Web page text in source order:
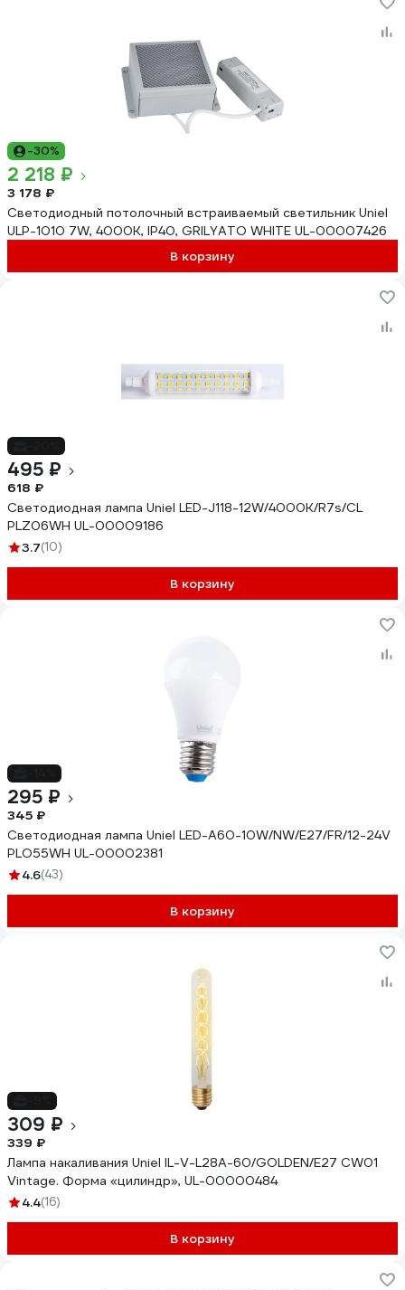
-30%
2 218 ₽
3 178 ₽
Светодиодный потолочный встраиваемый светильник Uniel
ULP-1010 7W, 4000К, IP40, GRILYATO WHITE UL-00007426
В корзину
495 ₽
618 ₽
Светодиодная лампа Uniel LED-J118-12W/4000K/R7s/CL
PLZ06WH UL-00009186
3.7(10)
В корзину
295 ₽
345 ₽
Светодиодная лампа Uniel LED-A60-10W/NW/E27/FR/12-24V
PLO55WH UL-00002381
4.6(43)
В корзину
309 ₽
339 ₽
Лампа накаливания Uniel IL-V-L28A-60/GOLDEN/E27 CW01
Vintage. Форма «цилиндр», UL-00000484
4.4(16)
В корзину